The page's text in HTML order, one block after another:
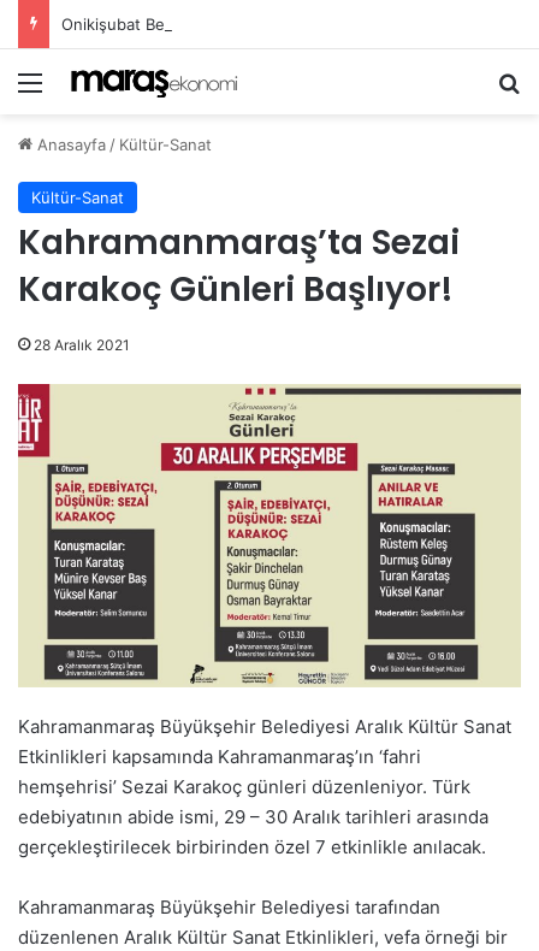
Menü
Anasayfa / Kültür-Sanat
Kültür-Sanat
Kahramanmaraş’ta Sezai
Karakoç Günleri Başlıyor!
28 Aralık 2021
Kahramanmaraş Büyükşehir Belediyesi Aralık Kültür Sanat
Etkinlikleri kapsamında Kahramanmaraş’ın ‘fahri
hemşehrisi’ Sezai Karakoç günleri düzenleniyor. Türk
edebiyatının abide ismi, 29 – 30 Aralık tarihleri arasında
gerçekleştirilecek birbirinden özel 7 etkinlikle anılacak.
Kahramanmaraş Büyükşehir Belediyesi tarafından
düzenlenen Aralık Kültür Sanat Etkinlikleri, vefa örneği bir